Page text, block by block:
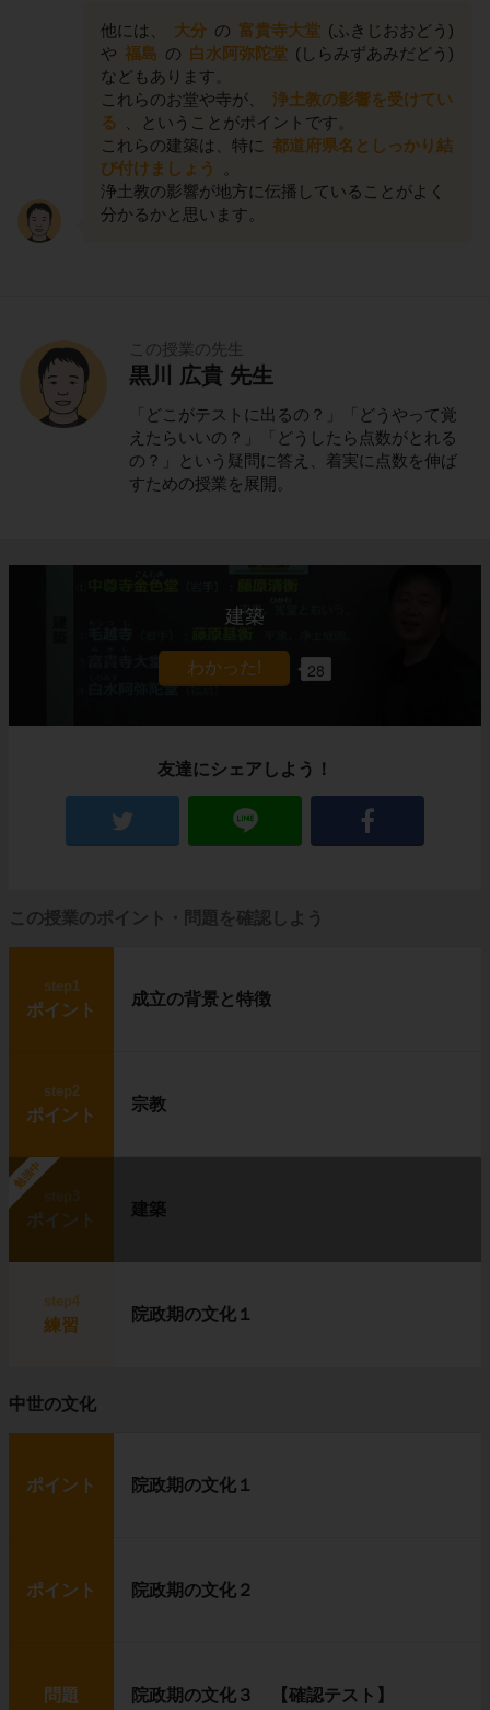
他には、 大分 の 富貴寺大堂 (ふきじおおどう)
や 福島 の 白水阿弥陀堂 (しらみずあみだどう)
などもあります。
これらのお堂や寺が、
浄土教の影響を受けてい
る
、ということがポイントです。
これらの建築は、特に 都道府県名としっかり結
び付けましょう
浄土教の影響が地方に伝播していることがよく
分かるかと思います。
この授業の先生
黒川 広貴 先生
「どこがテストに出るの？」「どうやって覚
えたらいいの？」「どうしたら点数がとれる
の？」という疑問に答え、着実に点数を伸ば
すための授業を展開。
建築
28
友達にシェアしよう！
この授業のポイント・問題を確認しよう
step1
ポイント
成立の背景と特徴
step2
ポイント
宗教
勉強中
ポイント
建築
step4
練習
院政期の文化１
中世の文化
ポイント 院政期の文化１
ポイント 院政期の文化２
問題 院政期の文化３ 【確認テスト】